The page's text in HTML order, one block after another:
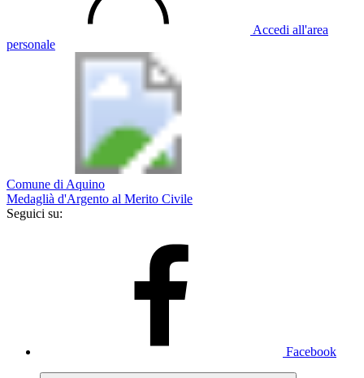
Accedi all'area
personale
Comune di Aquino
Medaglià d'Argento al Merito Civile
Seguici su:
Facebook